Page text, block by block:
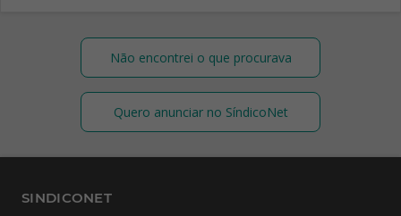
Não encontrei o que procurava
Quero anunciar no SíndicoNet
SINDICONET